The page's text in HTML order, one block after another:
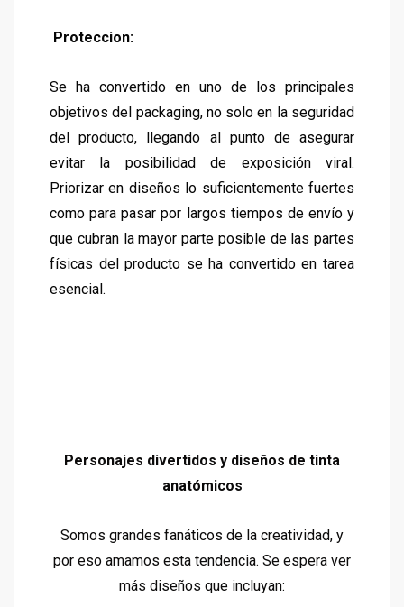
Proteccion:
Se ha convertido en uno de los principales
objetivos del packaging, no solo en la seguridad
del producto, llegando al punto de asegurar
evitar la posibilidad de exposición viral.
Priorizar en diseños lo suficientemente fuertes
como para pasar por largos tiempos de envío y
que cubran la mayor parte posible de las partes
físicas del producto se ha convertido en tarea
esencial.
Personajes divertidos y diseños de tinta
anatómicos
Somos grandes fanáticos de la creatividad, y
por eso amamos esta tendencia. Se espera ver
más diseños que incluyan: